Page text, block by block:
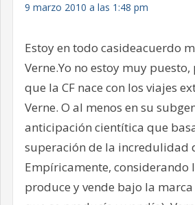
9 marzo 2010 a las 1:48 pm
Estoy en todo casideacuerdo
Verne.Yo no estoy muy
que la CF nace con los viajes
Verne. O al menos en su
anticipación cientítica que
superación de la incredulidad
Empíricamente, considerando
produce y vende bajo la marca